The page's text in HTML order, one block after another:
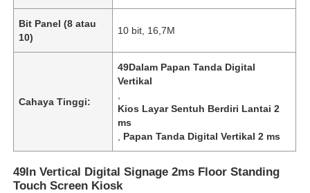
Bit Panel (8 atau
10)
10 bit, 16,7M
Cahaya Tinggi:
49Dalam Papan Tanda Digital
Vertikal
Kios Layar Sentuh Berdiri Lantai 2
ms
Papan Tanda Digital Vertikal 2 ms
49In Vertical Digital Signage 2ms Floor Standing
Touch Screen Kiosk